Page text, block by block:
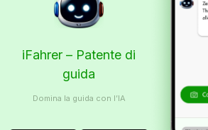
iFahrer – Patente di
guida
Domina la guida con l’IA